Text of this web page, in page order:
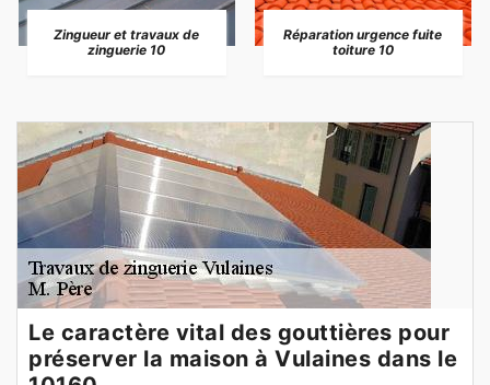
Zingueur et travaux de
zinguerie 10
Réparation urgence fuite
toiture 10
Le caractère vital des gouttières pour
préserver la maison à Vulaines dans le